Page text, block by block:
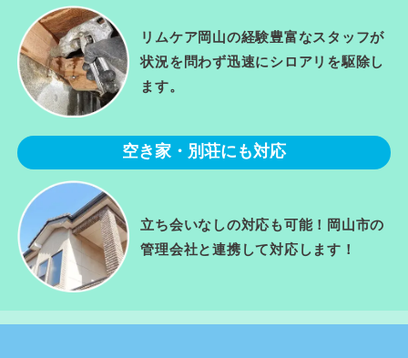
リムケア岡山の経験豊富なスタッフが
状況を問わず迅速にシロアリを駆除し
ます。
空き家・別荘にも対応
立ち会いなしの対応も可能！岡山市の
管理会社と連携して対応します！